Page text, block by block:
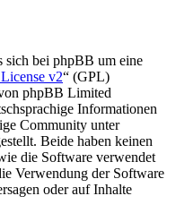
sich bei phpBB um eine
v2“ (GPL)
phpBB Limited
Informationen
Community unter
Beide haben keinen
die Software verwendet
Verwendung der Software
oder auf Inhalte